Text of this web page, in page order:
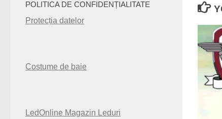
POLITICA DE CONFIDENȚIALITATE
Protecția datelor
Costume de baie
LedOnline Magazin Leduri